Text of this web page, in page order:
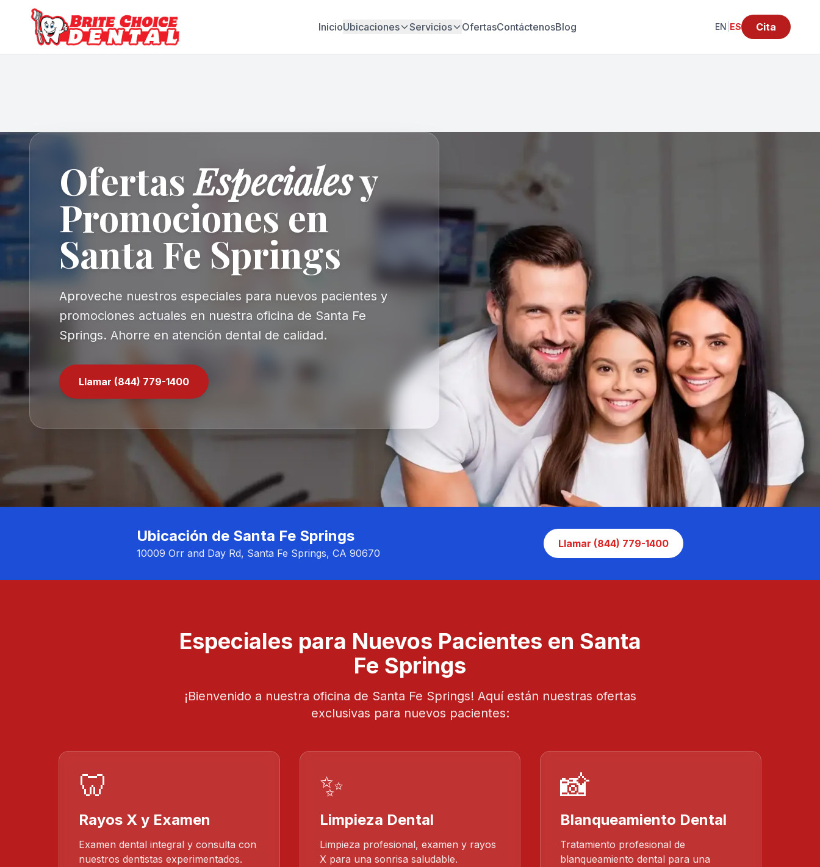
InicioUbicaciones Servicios OfertasContáctenosBlog EN ES Cita
OfertasEspecialesy
Promociones en
Santa Fe Springs
Aproveche nuestros especiales para nuevos pacientes y
promociones actuales en nuestra oficina de Santa Fe
Springs. Ahorre en atención dental de calidad.
Llamar (844) 779-1400
Ubicación de Santa Fe Springs
10009 Orr and Day Rd, Santa Fe Springs, CA 90670
Llamar (844) 779-1400
Especiales para Nuevos Pacientes en Santa
Fe Springs
¡Bienvenido a nuestra oficina de Santa Fe Springs! Aquí están nuestras ofertas
exclusivas para nuevos pacientes:
🦷
Rayos X y Examen
Examen dental integral y consulta con
nuestros dentistas experimentados.
✨
Limpieza Dental
Limpieza profesional, examen y rayos
X para una sonrisa saludable.
📸
Blanqueamiento Dental
Tratamiento profesional de
blanqueamiento dental para una